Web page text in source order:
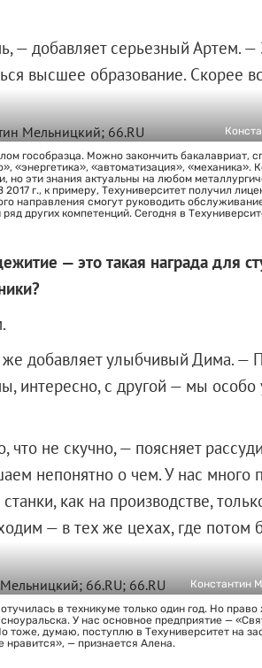
— добавляет серьезный Артем. —
высшее образование. Скорее
гособразца. Можно закончить бакалавриат,
«энергетика», «автоматизация», «механика».
эти знания актуальны на любом
г., к примеру, Техуниверситет получил
направления смогут руководить
других компетенций. Сегодня в
— это такая награда для
добавляет улыбчивый Дима. —
интересно, с другой — мы особо
что не скучно, — поясняет
непонятно о чем. У нас много
как на производстве,
— в тех же цехах, где потом
Константин
в техникуме только один год. Но право
У нас основное предприятие —
тоже, думаю, поступлю в Техуниверситет на
нравится», — признается Алена.